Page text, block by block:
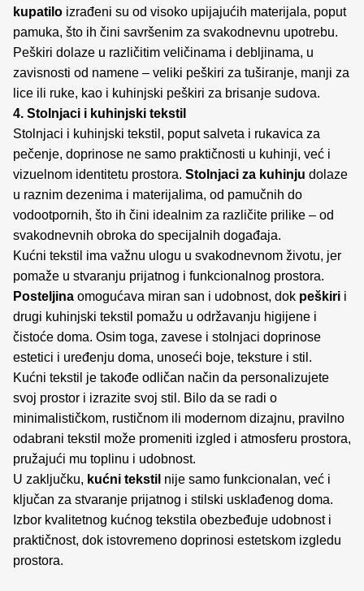
kupatilo izrađeni su od visoko upijajućih materijala, poput
pamuka, što ih čini savršenim za svakodnevnu upotrebu.
Peškiri dolaze u različitim veličinama i debljinama, u
zavisnosti od namene – veliki peškiri za tuširanje, manji za
lice ili ruke, kao i kuhinjski peškiri za brisanje sudova.
4. Stolnjaci i kuhinjski tekstil
Stolnjaci i kuhinjski tekstil, poput salveta i rukavica za
pečenje, doprinose ne samo praktičnosti u kuhinji, već i
vizuelnom identitetu prostora. Stolnjaci za kuhinju dolaze
u raznim dezenima i materijalima, od pamučnih do
vodootpornih, što ih čini idealnim za različite prilike – od
svakodnevnih obroka do specijalnih događaja.
Kućni tekstil ima važnu ulogu u svakodnevnom životu, jer
pomaže u stvaranju prijatnog i funkcionalnog prostora.
Posteljina omogućava miran san i udobnost, dok peškiri i
drugi kuhinjski tekstil pomažu u održavanju higijene i
čistoće doma. Osim toga, zavese i stolnjaci doprinose
estetici i uređenju doma, unoseći boje, teksture i stil.
Kućni tekstil je takođe odličan način da personalizujete
svoj prostor i izrazite svoj stil. Bilo da se radi o
minimalističkom, rustičnom ili modernom dizajnu, pravilno
odabrani tekstil može promeniti izgled i atmosferu prostora,
pružajući mu toplinu i udobnost.
U zaključku, kućni tekstil nije samo funkcionalan, već i
ključan za stvaranje prijatnog i stilski usklađenog doma.
Izbor kvalitetnog kućnog tekstila obezbeđuje udobnost i
praktičnost, dok istovremeno doprinosi estetskom izgledu
prostora.